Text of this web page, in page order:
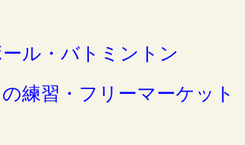
ル・バトミントン
練習・フリーマーケット